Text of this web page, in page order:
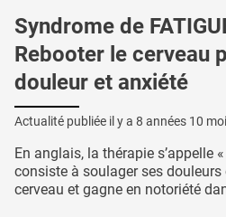
Syndrome de
Rebooter le cerveau
douleur et anxiété
Actualité publiée il y a 8 années 10
En anglais, la thérapie s’appelle
consiste à soulager ses
cerveau et gagne en notoriété